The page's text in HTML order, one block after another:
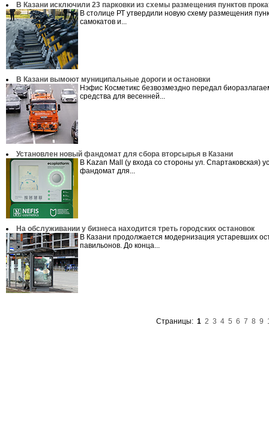
В Казани исключили 23 парковки из схемы размещения пунктов
В столице РТ утвердили новую схему размещения
самокатов и...
В Казани вымоют муниципальные дороги и остановки
Нэфис Косметикс безвозмездно передал
средства для весенней...
Установлен новый фандомат для сбора вторсырья в Казани
В Kazan Mall (у входа со стороны ул. Спартаковская)
фандомат для...
На обслуживании у бизнеса находится треть городских остановок
В Казани продолжается модернизация устаревших
павильонов. До конца...
Страницы: 1 2 3 4 5 6 7 8 9